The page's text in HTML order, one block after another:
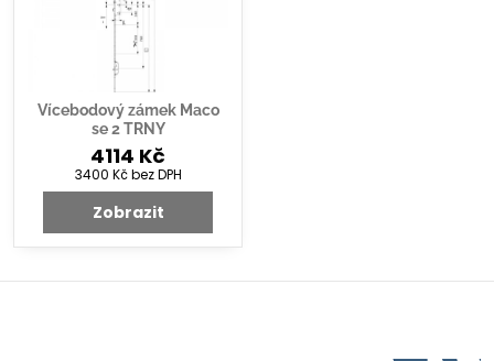
Vícebodový zámek Maco
se 2 TRNY
4114 Kč
3400 Kčbez DPH
Zobrazit